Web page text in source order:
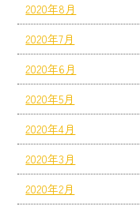
2020年8月
2020年7月
2020年6月
2020年5月
2020年4月
2020年3月
2020年2月